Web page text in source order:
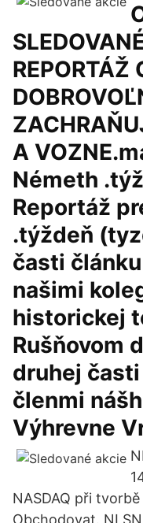
REPORTÁŽ
A
Németh
Reportáž
.týždeň
časti
našimi
historickej
Rušňovom
druhej
členmi
Výhrevne
NASDAQ při
Obchodovat. NLSN.